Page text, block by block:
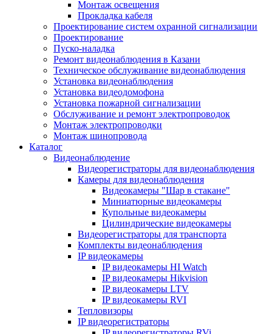
Монтаж освещения
Прокладка кабеля
Проектирование систем охранной сигнализации
Проектирование
Пуско-наладка
Ремонт видеонаблюдения в Казани
Техническое обслуживание видеонаблюдения
Установка видеонаблюдения
Установка видеодомофона
Установка пожарной сигнализации
Обслуживание и ремонт электропроводок
Монтаж электропроводки
Монтаж шинопровода
Каталог
Видеонаблюдение
Видеорегистраторы для видеонаблюдения
Камеры для видеонаблюдения
Видеокамеры "Шар в стакане"
Миниатюрные видеокамеры
Купольные видеокамеры
Цилиндрические видеокамеры
Видеорегистраторы для транспорта
Комплекты видеонаблюдения
IP видеокамеры
IP видеокамеры HI Watch
IP видеокамеры Hikvision
IP видеокамеры LTV
IP видеокамеры RVI
Тепловизоры
IP видеорегистраторы